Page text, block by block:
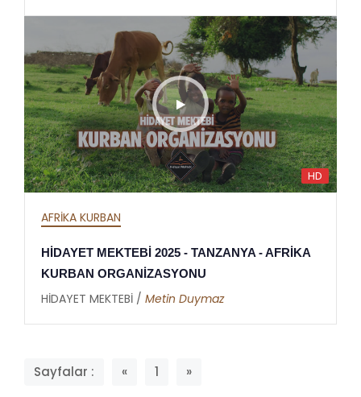
HD
AFRİKA KURBAN
HİDAYET MEKTEBİ 2025 - TANZANYA - AFRİKA
KURBAN ORGANİZASYONU
HİDAYET MEKTEBİ / Metin Duymaz
Sayfalar : « 1 »